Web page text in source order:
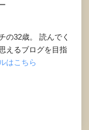
の32歳。 読んでく
えるブログを目指
はこちら